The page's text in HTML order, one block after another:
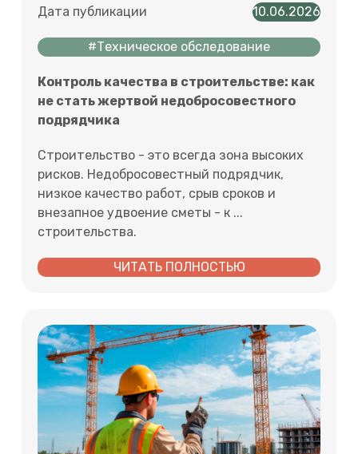
Дата публикации 10.06.2026
#Техническое обследование
Контроль качества в строительстве: как
не стать жертвой недобросовестного
подрядчика
Строительство - это всегда зона высоких
рисков. Недобросовестный подрядчик,
низкое качество работ, срыв сроков и
внезапное удвоение сметы - к ...
строительства.
ЧИТАТЬ ПОЛНОСТЬЮ